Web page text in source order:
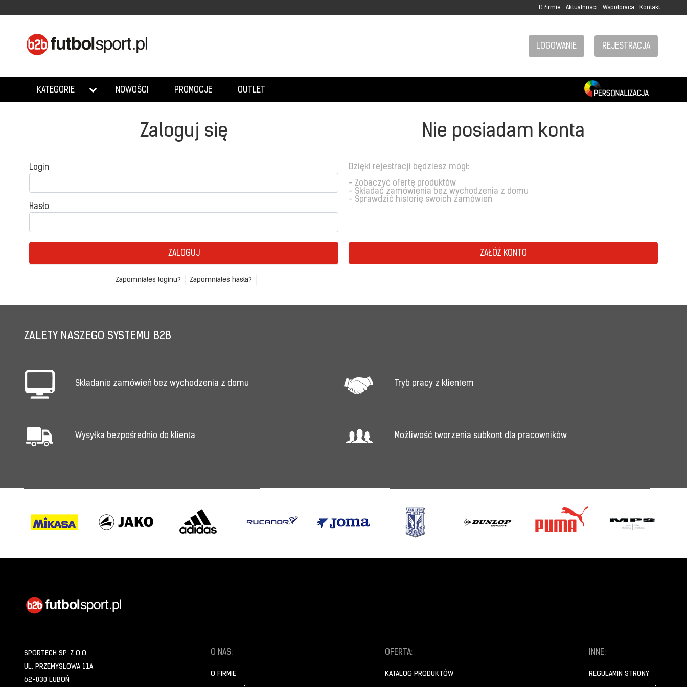
O firmie Aktualności Współpraca Kontakt
LOGOWANIE REJESTRACJA
KATEGORIE NOWOŚCI PROMOCJE OUTLET
Zaloguj się
Login
Hasło
ZALOGUJ
Zapomniałeś loginu? Zapomniałeś hasła?
Nie posiadam konta
Dzięki rejestracji będziesz mógł:
- Zobaczyć ofertę produktów
- Składać zamówienia bez wychodzenia z domu
- Sprawdzić historię swoich zamówień
ZAŁÓŻ KONTO
ZALETY NASZEGO SYSTEMU B2B
Składanie zamówień bez wychodzenia z domu Tryb pracy z klientem
Wysyłka bezpośrednio do klienta Możliwość tworzenia subkont dla pracowników
SPORTECH SP. Z O.O.
UL. PRZEMYSŁOWA 11A
62-030 LUBOŃ
O NAS:
O FIRMIE
OFERTA:
KATALOG PRODUKTÓW
INNE:
REGULAMIN STRONY